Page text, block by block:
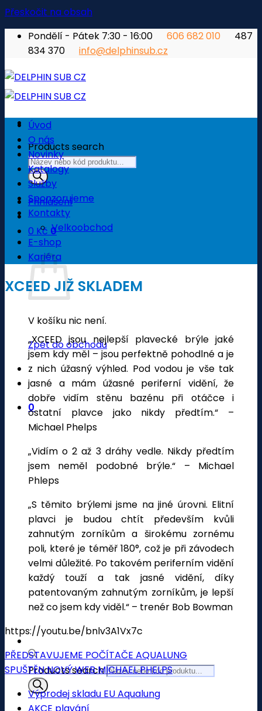
Přeskočit na obsah
Pondělí - Pátek 7:30 - 16:00
606 682 010
487
834 370
info@delphinsub.cz
Products search
Přihlášení
0 Kč 0
Košík
V košíku nic není.
Zpět do obchodu
0
Products search
Úvod
O nás
Novinky
Katalogy
Služby
Sponzorujeme
Kontakty
Velkoobchod
E-shop
Kariéra
XCEED JIŽ SKLADEM
„XCEED jsou nejlepší plavecké brýle jaké
jsem kdy měl – jsou perfektně pohodlné a je
z nich úžasný výhled. Pod vodou je vše tak
jasné a mám úžasné periferní vidění, že
dobře vidím stěnu bazénu při otáčce i
ostatní plavce jako nikdy předtím.“ –
Michael Phelps
„Vidím o 2 až 3 dráhy vedle. Nikdy předtím
jsem neměl podobné brýle.“ – Michael
Phleps
„S těmito brýlemi jsme na jiné úrovni. Elitní
plavci je budou chtít především kvůli
zahnutým zorníkům a širokému zornému
poli, které je téměř 180°, což je při závodech
velmi důležité. Po takovém periferním vidění
každý touží a tak jasné vidění, díky
patentovaným zahnutým zorníkům, je lepší
než co jsem kdy viděl.“ – trenér Bob Bowman
https://youtu.be/bnlv3A1Vx7c
PŘEDSTAVUJEME POČÍTAČE AQUALUNG
SPUŠTĚN NOVÝ WEB MICHAEL PHELPS
Výprodej skladu EU Aqualung
AKCE plavání